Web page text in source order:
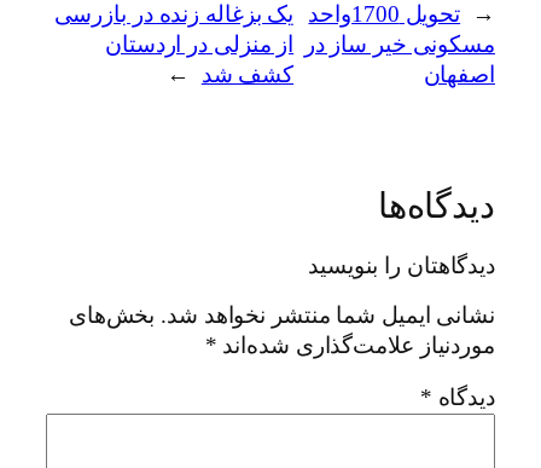
←
تحویل 1700واحد
مسکونی خیر ساز در
اصفهان
یک بزغاله زنده در بازرسی
از منزلی در اردستان
کشف شد
→
دیدگاه‌ها
دیدگاهتان را بنویسید
نشانی ایمیل شما منتشر نخواهد شد. بخش‌های
موردنیاز علامت‌گذاری شده‌اند *
دیدگاه *